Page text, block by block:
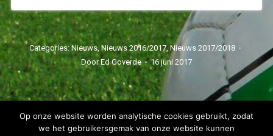
Categories: Nieuws, Nieuws 2016/2017, Nieuws 2017/2018
DoorEd Goverde 16 juni 2017
Op onze website worden analytische cookies gebruikt, zodat
we het gebruikersgemak van onze website kunnen